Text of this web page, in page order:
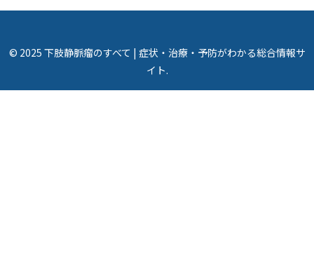
© 2025 下肢静脈瘤のすべて | 症状・治療・予防がわかる総合情報サ
イト.